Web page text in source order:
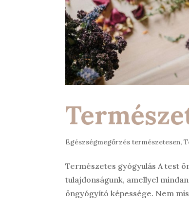
Egészségmegőrzés természetesen,
Természetes gyógyulás A test
tulajdonságunk, amellyel
öngyógyító képessége. Nem